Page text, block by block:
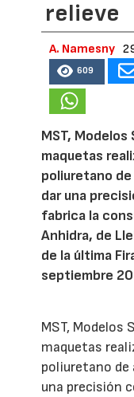
relieve
A. Namesny
609
MST,
maquetas
poliuretano
dar una
fabrica la
Anhidra, de
de la última
septiembre
MST, Modelos
maquetas
poliuretano de
una precisión